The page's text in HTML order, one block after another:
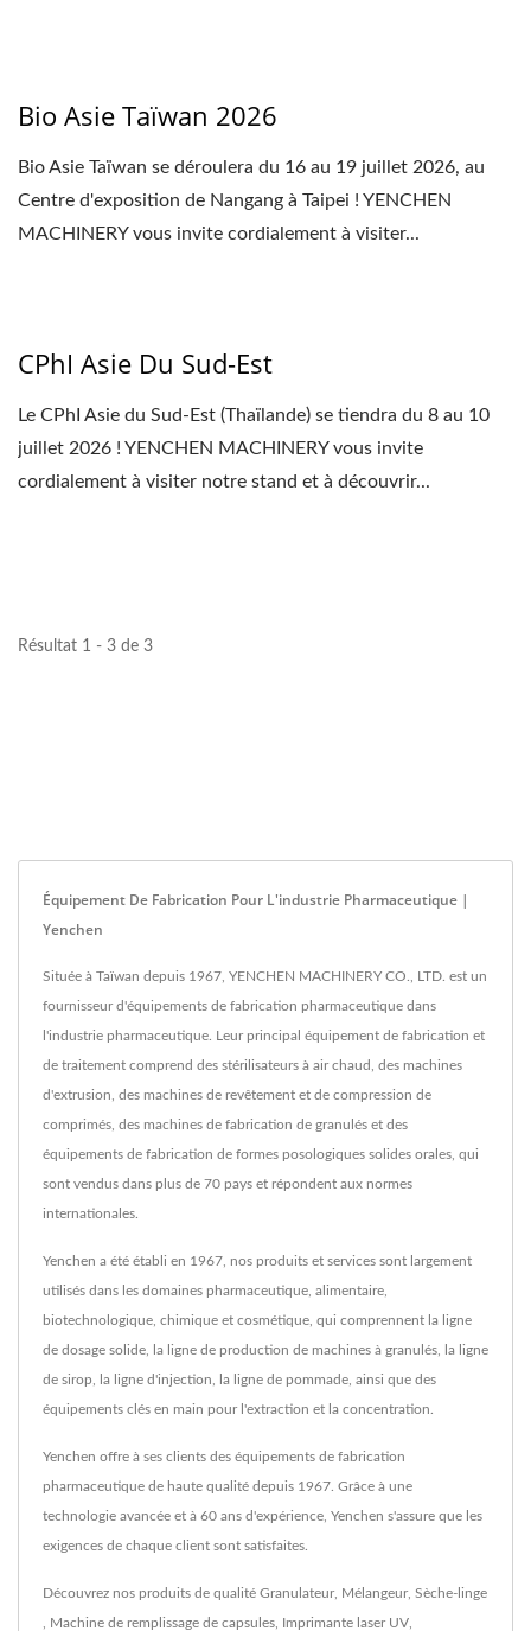
Bio Asie Taïwan 2026
Bio Asie Taïwan se déroulera du 16 au 19 juillet 2026, au
Centre d'exposition de Nangang à Taipei ! YENCHEN
MACHINERY vous invite cordialement à visiter...
CPhI Asie Du Sud-Est
Le CPhI Asie du Sud-Est (Thaïlande) se tiendra du 8 au 10
juillet 2026 ! YENCHEN MACHINERY vous invite
cordialement à visiter notre stand et à découvrir...
Résultat 1 - 3 de 3
Équipement De Fabrication Pour L'industrie Pharmaceutique |
Yenchen
Située à Taïwan depuis 1967, YENCHEN MACHINERY CO., LTD. est un
fournisseur d'équipements de fabrication pharmaceutique dans
l'industrie pharmaceutique. Leur principal équipement de fabrication et
de traitement comprend des stérilisateurs à air chaud, des machines
d'extrusion, des machines de revêtement et de compression de
comprimés, des machines de fabrication de granulés et des
équipements de fabrication de formes posologiques solides orales, qui
sont vendus dans plus de 70 pays et répondent aux normes
internationales.
Yenchen a été établi en 1967, nos produits et services sont largement
utilisés dans les domaines pharmaceutique, alimentaire,
biotechnologique, chimique et cosmétique, qui comprennent la ligne
de dosage solide, la ligne de production de machines à granulés, la ligne
de sirop, la ligne d'injection, la ligne de pommade, ainsi que des
équipements clés en main pour l'extraction et la concentration.
Yenchen offre à ses clients des équipements de fabrication
pharmaceutique de haute qualité depuis 1967. Grâce à une
technologie avancée et à 60 ans d'expérience, Yenchen s'assure que les
exigences de chaque client sont satisfaites.
Découvrez nos produits de qualité Granulateur, Mélangeur, Sèche-linge
Machine de remplissage de capsules Imprimante laser UV